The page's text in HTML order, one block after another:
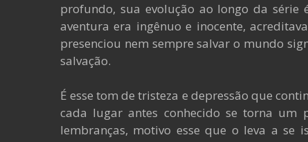
profundo, sua evolução ao longo da
aventura era ingênuo e inocente,
presenciou nem sempre salvar o mundo
salvação.
É esse tom de tristeza e depressão que
cada lugar antes conhecido se torna um
lembranças, motivo esse que o leva a